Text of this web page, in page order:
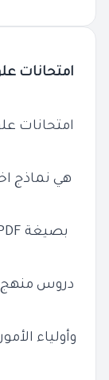
امتحانات
امتحانات
هي نماذج
دروس منهج
وأولياء